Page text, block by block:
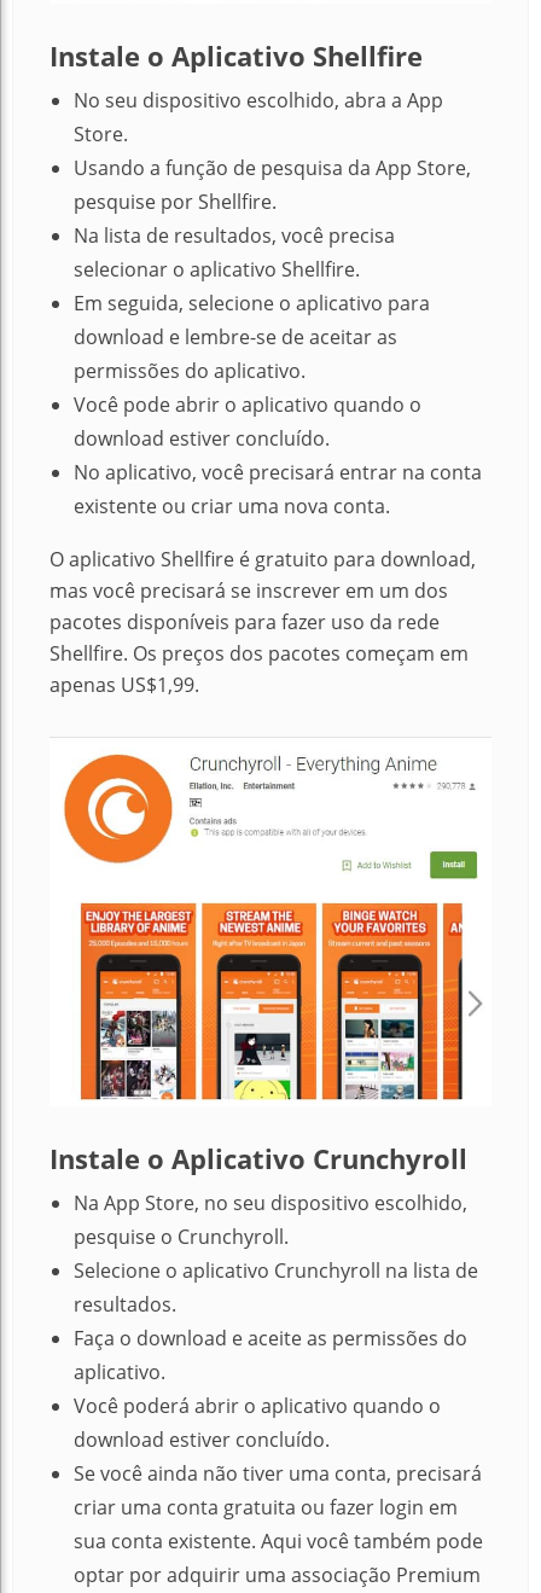
Instale o Aplicativo Shellfire
No seu dispositivo escolhido, abra a App
Store.
Usando a função de pesquisa da App Store,
pesquise por Shellfire.
Na lista de resultados, você precisa
selecionar o aplicativo Shellfire.
Em seguida, selecione o aplicativo para
download e lembre-se de aceitar as
permissões do aplicativo.
Você pode abrir o aplicativo quando o
download estiver concluído.
No aplicativo, você precisará entrar na conta
existente ou criar uma nova conta.
O aplicativo Shellfire é gratuito para download,
mas você precisará se inscrever em um dos
pacotes disponíveis para fazer uso da rede
Shellfire. Os preços dos pacotes começam em
apenas US$1,99.
Instale o Aplicativo Crunchyroll
Na App Store, no seu dispositivo escolhido,
pesquise o Crunchyroll.
Selecione o aplicativo Crunchyroll na lista de
resultados.
Faça o download e aceite as permissões do
aplicativo.
Você poderá abrir o aplicativo quando o
download estiver concluído.
Se você ainda não tiver uma conta, precisará
criar uma conta gratuita ou fazer login em
sua conta existente. Aqui você também pode
optar por adquirir uma associação Premium